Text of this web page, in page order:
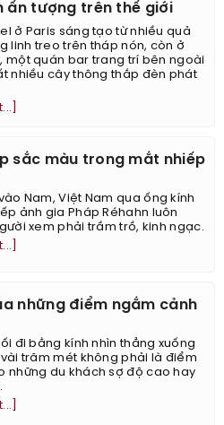
ấn tượng trên thế giới
ở Paris sáng tạo từ nhiều quả
linh treo trên tháp nón, còn ở
một quán bar trang trí bên ngoài
nhiều cây thông thắp đèn phát
sắc màu trong mắt nhiếp
vào Nam, Việt Nam qua ống kính
ảnh gia Pháp Réhahn luôn
xem phải trầm trồ, kinh ngạc.
những điểm ngắm cảnh
đi bằng kính nhìn thẳng xuống
trăm mét không phải là điểm
những du khách sợ độ cao hay